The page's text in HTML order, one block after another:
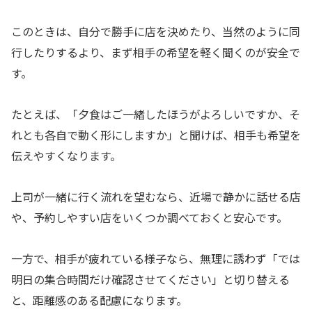
このときは、自分で勝手に店を決めたり、当然のように同
行したりするより、まず相手の希望を軽く聞くのが安全で
す。
たとえば、「夕食はご一緒したほうがよろしいですか、そ
れとも各自で動く形にしますか」と聞けば、相手も希望を
伝えやすくなります。
上司が一緒に行く流れを望むなら、近場で静かに話せる店
や、予約しやすい店をいくつか調べておくと安心です。
一方で、相手が疲れている様子なら、無理に誘わず「では
明日の集合時間だけ確認させてください」と切り替える
と、距離感のある配慮になります。